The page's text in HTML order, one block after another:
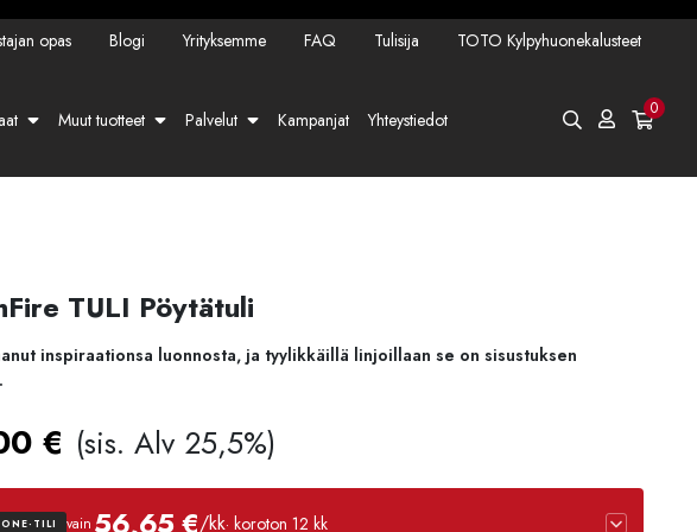
opas Blogi Yrityksemme FAQ Tulisija TOTO Kylpyhuonekalusteet
Muut tuotteet Palvelut Kampanjat Yhteystiedot 0
TULI Pöytätuli
inspiraationsa luonnosta, ja tyylikkäillä linjoillaan se on sisustuksen
€ (sis. Alv 25,5%)
TILI vain 56,65 €/kk· koroton 12 kk